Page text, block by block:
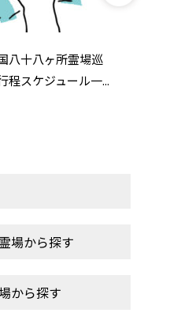
八十八ヶ所霊場巡
程スケジュール一...
場から探す
から探す